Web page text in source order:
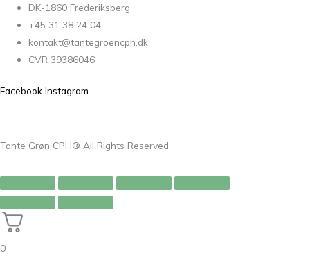
DK-1860 Frederiksberg
+45 31 38 24 04
kontakt@tantegroencph.dk
CVR 39386046
Facebook Instagram
Tante Grøn CPH® All Rights Reserved
0